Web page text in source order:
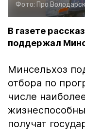
Фото: Про
В газете
поддержал
Минсельхоз
отбора по
числе
получат